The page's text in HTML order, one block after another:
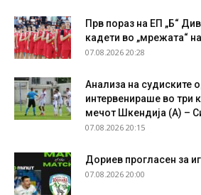
Прв пораз на ЕП „Б“
кадети во „мрежата“
07.08.2026 20:28
Анализа на судиските
интервенираше во три
мечот Шкендија (А) –
07.08.2026 20:15
Дориев прогласен за
07.08.2026 20:00